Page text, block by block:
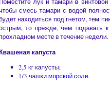
смесь тамари с водой
находиться под гнетом, тем
то прежде, чем подавать
месте в течение недели.
капуста
2,5 кг капусты;
1/3 чашкиморской соли.